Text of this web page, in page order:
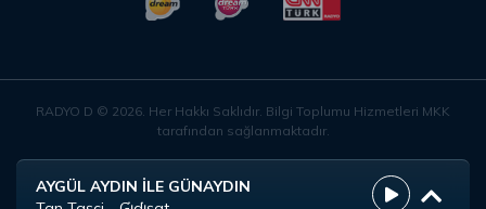
AYGÜL AYDIN İLE GÜNAYDIN
RADYO D © 2026 . Her Hakkı Saklıdır. Bilgi Toplumu Hizmetleri MKK
tarafından sağlanmaktadır.